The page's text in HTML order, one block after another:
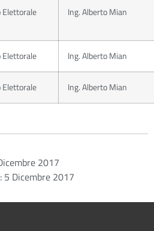
Elettorale Ing. Alberto Mian
Elettorale Ing. Alberto Mian
Elettorale Ing. Alberto Mian
2017
5 Dicembre 2017